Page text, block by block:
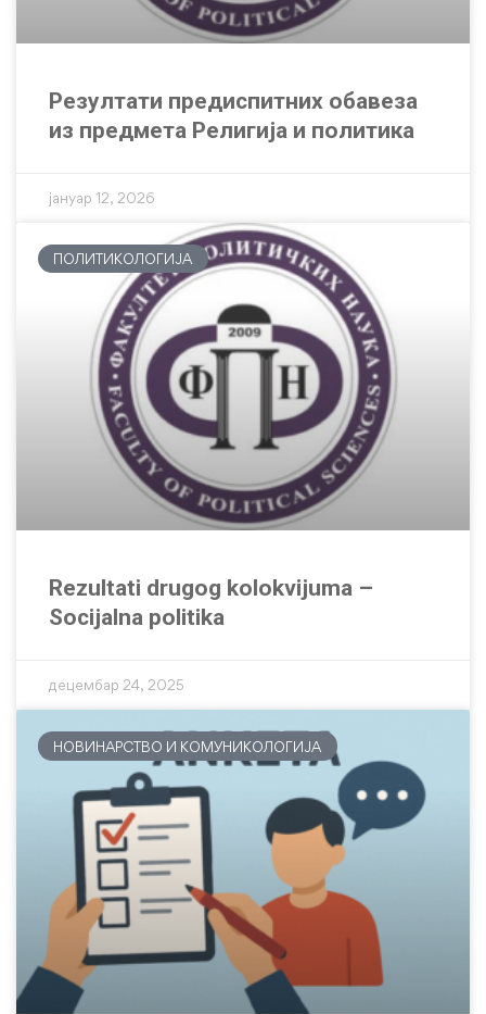
Резултати предиспитних обавеза
из предмета Религија и политика
јануар 12, 2026
ПОЛИТИКОЛОГИЈА
Rezultati drugog kolokvijuma –
Socijalna politika
децембар 24, 2025
НОВИНАРСТВО И КОМУНИКОЛОГИЈА